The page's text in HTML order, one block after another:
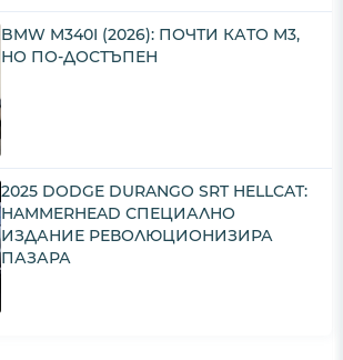
BMW M340I (2026): ПОЧТИ КАТО M3,
НО ПО-ДОСТЪПЕН
2025 DODGE DURANGO SRT HELLCAT:
HAMMERHEAD СПЕЦИАЛНО
ИЗДАНИЕ РЕВОЛЮЦИОНИЗИРА
ПАЗАРА